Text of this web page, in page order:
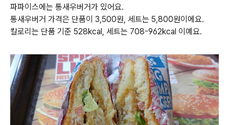
파파이스에는 통새우버거가 있어요.
통새우버거 가격은 단품이 3,500원, 세트는 5,800원이에요.
칼로리는 단품 기준 528kcal, 세트는 708-962kcal 이예요.